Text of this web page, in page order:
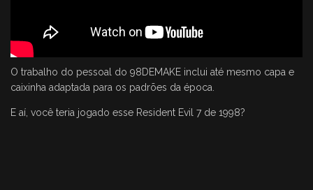
O trabalho do pessoal do 98DEMAKE inclui até mesmo capa e
caixinha adaptada para os padrões da época.
E aí, você teria jogado esse Resident Evil 7 de 1998?